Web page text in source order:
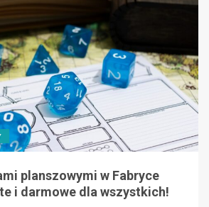
planszowymi w Fabryce
i darmowe dla wszystkich!